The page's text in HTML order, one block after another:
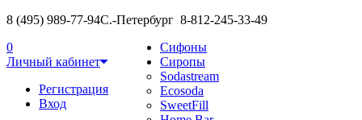
8 (495) 989-77-94С.-Петербург 8-812-245-33-49
0
Личный кабинет
Регистрация
Вход
Сифоны
Сиропы
Sodastream
Ecosoda
SweetFill